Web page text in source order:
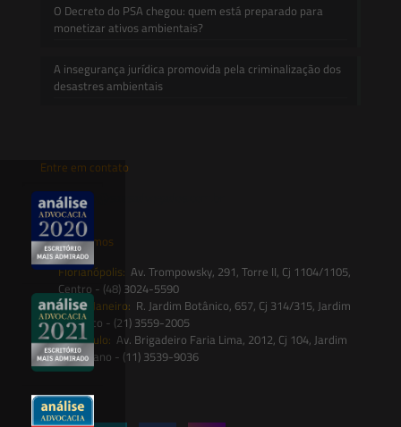
O Decreto do PSA chegou: quem está preparado para
monetizar ativos ambientais?
A insegurança jurídica promovida pela criminalização dos
desastres ambientais
Entre em contato
contato@saesadvogados.com.br
Onde estamos
Florianópolis: Av. Trompowsky, 291, Torre II, Cj 1104/1105,
Centro - (48) 3024-5590
Rio de Janeiro: R. Jardim Botânico, 657, Cj 314/315, Jardim
Botânico - (21) 3559-2005
São Paulo: Av. Brigadeiro Faria Lima, 2012, Cj 104, Jardim
Paulistano - (11) 3539-9036
Siga-nos